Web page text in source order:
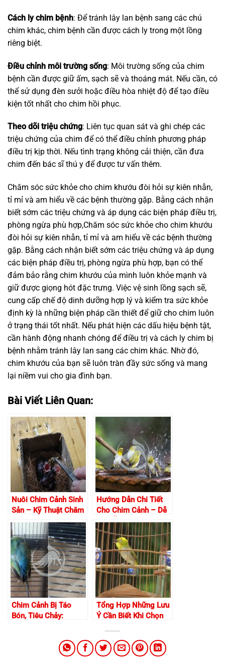
Cách ly chim bệnh: Để tránh lây lan bệnh sang các chú
chim khác, chim bệnh cần được cách ly trong một lồng
riêng biệt.
Điều chỉnh môi trường sống: Môi trường sống của chim
bệnh cần được giữ ấm, sạch sẽ và thoáng mát. Nếu cần, có
thể sử dụng đèn sưởi hoặc điều hòa nhiệt độ để tạo điều
kiện tốt nhất cho chim hồi phục.
Theo dõi triệu chứng: Liên tục quan sát và ghi chép các
triệu chứng của chim để có thể điều chỉnh phương pháp
điều trị kịp thời. Nếu tình trạng không cải thiện, cần đưa
chim đến bác sĩ thú y để được tư vấn thêm.
Chăm sóc sức khỏe cho chim khướu đòi hỏi sự kiên nhẫn,
tỉ mỉ và am hiểu về các bệnh thường gặp. Bằng cách nhận
biết sớm các triệu chứng và áp dụng các biện pháp điều trị,
phòng ngừa phù hợp,Chăm sóc sức khỏe cho chim khướu
đòi hỏi sự kiên nhẫn, tỉ mỉ và am hiểu về các bệnh thường
gặp. Bằng cách nhận biết sớm các triệu chứng và áp dụng
các biện pháp điều trị, phòng ngừa phù hợp, bạn có thể
đảm bảo rằng chim khướu của mình luôn khỏe mạnh và
giữ được giọng hót đặc trưng. Việc vệ sinh lồng sạch sẽ,
cung cấp chế độ dinh dưỡng hợp lý và kiểm tra sức khỏe
định kỳ là những biện pháp cần thiết để giữ cho chim luôn
ở trạng thái tốt nhất. Nếu phát hiện các dấu hiệu bệnh tật,
cần hành động nhanh chóng để điều trị và cách ly chim bị
bệnh nhằm tránh lây lan sang các chim khác. Nhờ đó,
chim khướu của bạn sẽ luôn tràn đầy sức sống và mang
lại niềm vui cho gia đình bạn.
Bài Viết Liên Quan:
Nuôi Chim Cảnh Sinh
Sản – Kỹ Thuật Chăm
Sóc Đúng Cách
Hướng Dẫn Chi Tiết
Cho Chim Cảnh – Dễ
Như Ăn Kẹo
Chim Cảnh Bị Táo
Bón, Tiêu Chảy:
Tổng Hợp Những Lưu
Ý Cần Biết Khi Chọn